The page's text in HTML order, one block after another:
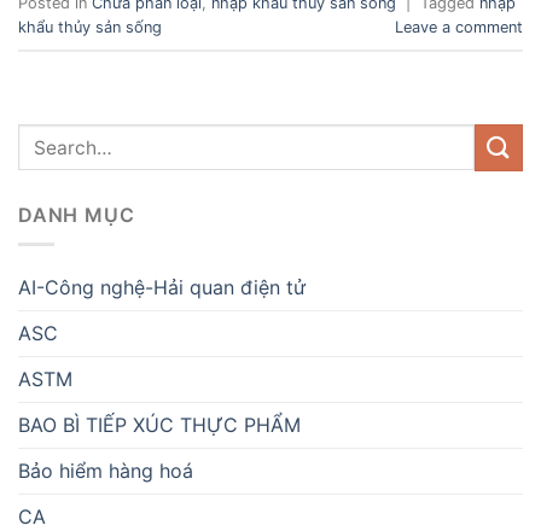
khẩu thủy sản sống
Leave a comment
DANH MỤC
AI-Công nghệ-Hải quan điện tử
ASC
ASTM
BAO BÌ TIẾP XÚC THỰC PHẨM
Bảo hiểm hàng hoá
CA